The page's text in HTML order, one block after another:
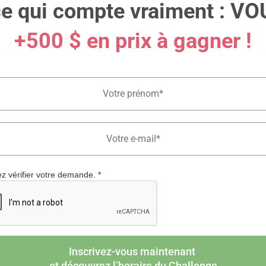
qui compte vraiment :
+500 $ en prix à gagner !
vérifier votre demande. *
Inscrivez-vous maintenant